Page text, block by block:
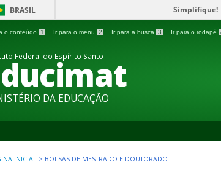
BRASIL Simplifique!
o conteúdo 1 Ir para o menu 2 Ir para a busca 3 Ir para o rodapé
Federal do Espírito Santo
DA EDUCAÇÃO
INICIAL > BOLSAS DE MESTRADO E DOUTORADO